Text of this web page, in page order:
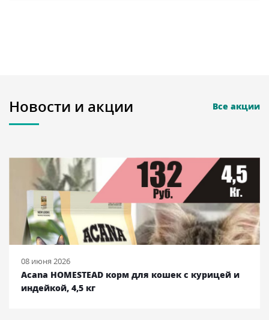
Новости и акции Все акции
08 июня 2026
Acana HOMESTEAD корм для кошек с курицей и
индейкой, 4,5 кг